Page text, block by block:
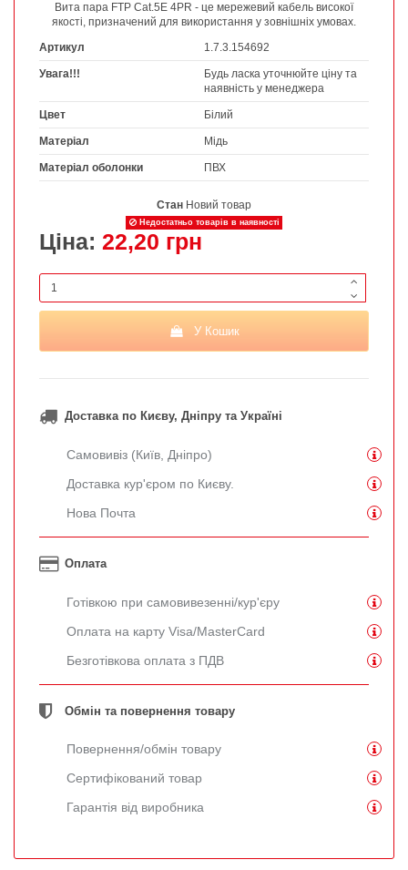
Вита пара FTP Cat.5E 4PR - це мережевий кабель високої
якості, призначений для використання у зовнішніх умовах.
Артикул
1.7.3.154692
Увага!!!
Будь ласка уточнюйте ціну та
наявність у менеджера
Цвет Білий
Матеріал Мідь
Матеріал оболонки ПВХ
Стан Новий товар
Недостатньо товарів в наявності
Ціна: 22,20 грн
У Кошик
Доставка по Києву, Дніпру та Україні
Самовивіз (Київ, Дніпро)
Доставка кур'єром по Києву.
Нова Почта
Оплата
Готівкою при самовивезенні/кур'єру
Оплата на карту Visa/MasterCard
Безготівкова оплата з ПДВ
Обмін та повернення товару
Повернення/обмін товару
Сертифікований товар
Гарантія від виробника